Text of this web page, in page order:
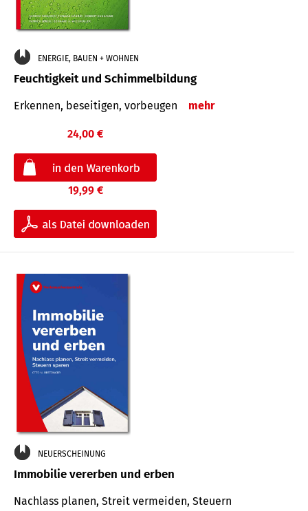
ENERGIE, BAUEN + WOHNEN
Feuchtigkeit und Schimmelbildung
Erkennen, beseitigen, vorbeugen mehr
24,00 €
19,99 €
NEUERSCHEINUNG
Immobilie vererben und erben
Nachlass planen, Streit vermeiden, Steuern